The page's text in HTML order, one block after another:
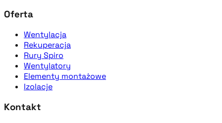
Oferta
Wentylacja
Rekuperacja
Rury Spiro
Wentylatory
Elementy montażowe
Izolacje
Kontakt